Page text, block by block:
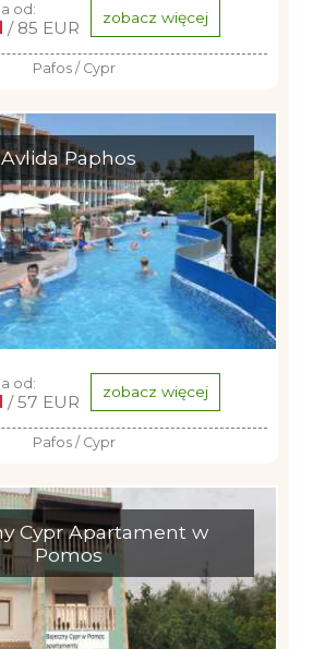
od:
/ 85 EUR zobacz więcej
Pafos / Cypr
Avlida Paphos
od:
/ 57 EUR zobacz więcej
Pafos / Cypr
Cypr Apartament w
Pomos